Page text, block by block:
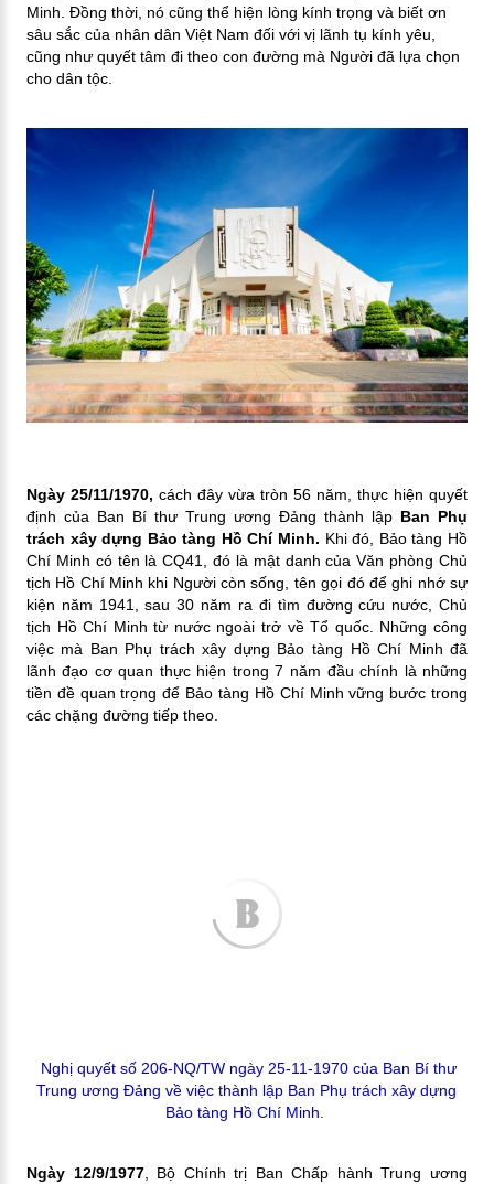
Minh. Đồng thời, nó cũng thể hiện lòng kính trọng và biết ơn
sâu sắc của nhân dân Việt Nam đối với vị lãnh tụ kính yêu,
cũng như quyết tâm đi theo con đường mà Người đã lựa chọn
cho dân tộc.
Ngày 25/11/1970, cách đây vừa tròn 56 năm, thực hiện quyết
định của Ban Bí thư Trung ương Đảng thành lập Ban Phụ
trách xây dựng Bảo tàng Hồ Chí Minh. Khi đó, Bảo tàng Hồ
Chí Minh có tên là CQ41, đó là mật danh của Văn phòng Chủ
tịch Hồ Chí Minh khi Người còn sống, tên gọi đó để ghi nhớ sự
kiện năm 1941, sau 30 năm ra đi tìm đường cứu nước, Chủ
tịch Hồ Chí Minh từ nước ngoài trở về Tổ quốc. Những công
việc mà Ban Phụ trách xây dựng Bảo tàng Hồ Chí Minh đã
lãnh đạo cơ quan thực hiện trong 7 năm đầu chính là những
tiền đề quan trọng để Bảo tàng Hồ Chí Minh vững bước trong
các chặng đường tiếp theo.
Nghị quyết số 206-NQ/TW ngày 25-11-1970 của Ban Bí thư
Trung ương Đảng về việc thành lập Ban Phụ trách xây dựng
Bảo tàng Hồ Chí Minh.
Ngày 12/9/1977, Bộ Chính trị Ban Chấp hành Trung ương